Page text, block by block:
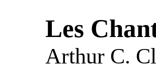
Les
Arthur C.